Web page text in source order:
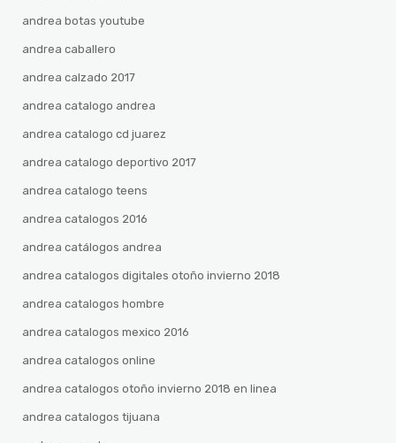
andrea botas youtube
andrea caballero
andrea calzado 2017
andrea catalogo andrea
andrea catalogo cd juarez
andrea catalogo deportivo 2017
andrea catalogo teens
andrea catalogos 2016
andrea catálogos andrea
andrea catalogos digitales otoño invierno 2018
andrea catalogos hombre
andrea catalogos mexico 2016
andrea catalogos online
andrea catalogos otoño invierno 2018 en linea
andrea catalogos tijuana